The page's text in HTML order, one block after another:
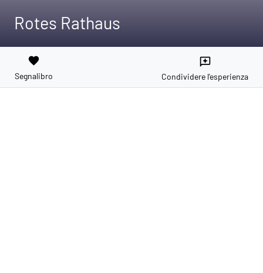
Rotes Rathaus
favorite
Segnalibro
reviews
Condividere l'esperienza